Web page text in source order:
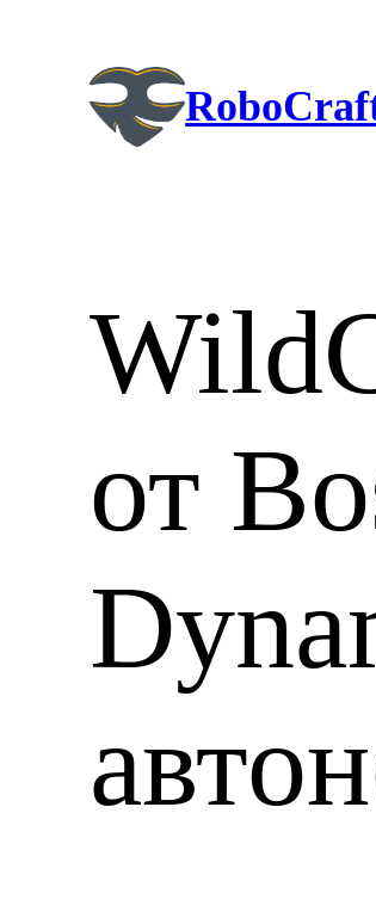
содержимому
от